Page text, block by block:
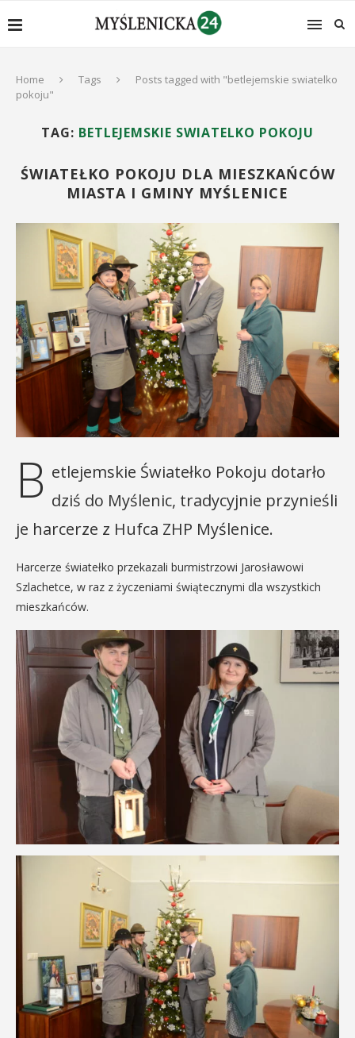
Home Tags
Posts tagged with "betlejemskie swiatelko
pokoju"
TAG: BETLEJEMSKIE SWIATELKO POKOJU
ŚWIATEŁKO POKOJU DLA MIESZKAŃCÓW
MIASTA I GMINY MYŚLENICE
B etlejemskie Światełko Pokoju dotarło
dziś do Myślenic, tradycyjnie przynieśli
je harcerze z Hufca ZHP Myślenice.
Harcerze światełko przekazali burmistrzowi Jarosławowi
Szlachetce, w raz z życzeniami świątecznymi dla wszystkich
mieszkańców.